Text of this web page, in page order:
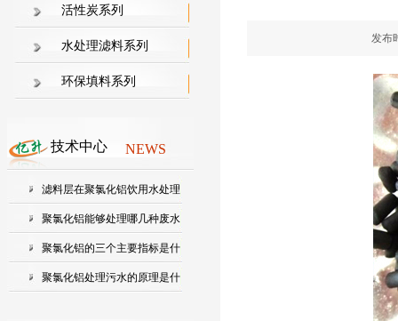
活性炭系列
水处理滤料系列
环保填料系列
NEWS
技术中心
滤料层在聚氯化铝饮用水处理
中起...
聚氯化铝能够处理哪几种废水
聚氯化铝的三个主要指标是什
么？...
聚氯化铝处理污水的原理是什
发布